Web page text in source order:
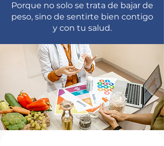
Porque no solo se trata de bajar de
peso, sino de sentirte bien contigo
y con tu salud.